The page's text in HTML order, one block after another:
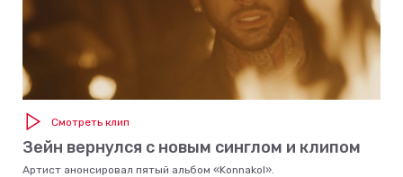
Смотреть клип
Зейн вернулся с новым синглом и клипом
Артист анонсировал пятый альбом «Konnakol».